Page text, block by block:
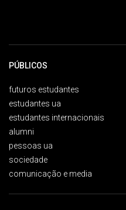
PÚBLICOS
futuros estudantes
estudantes ua
estudantes internacionais
alumni
pessoas ua
sociedade
comunicação e media